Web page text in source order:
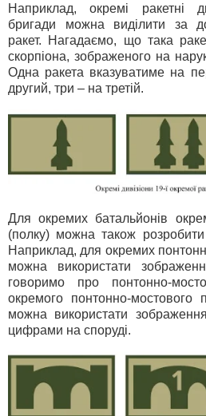
Наприклад, окремі ракетні
бригади можна виділити за
ракет. Нагадаємо, що така
скорпіона, зображеного на
Одна ракета вказуватиме на
другий, три – на третій.
Для окремих батальйонів
(полку) можна також розробити
Наприклад, для окремих
можна використати
говоримо про понтонно-
окремого понтонно-
можна використати
цифрами на споруді.